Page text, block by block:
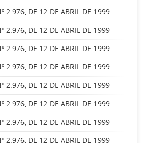
2.976, DE 12 DE ABRIL DE 1999
2.976, DE 12 DE ABRIL DE 1999
2.976, DE 12 DE ABRIL DE 1999
2.976, DE 12 DE ABRIL DE 1999
2.976, DE 12 DE ABRIL DE 1999
2.976, DE 12 DE ABRIL DE 1999
2.976, DE 12 DE ABRIL DE 1999
2.976, DE 12 DE ABRIL DE 1999